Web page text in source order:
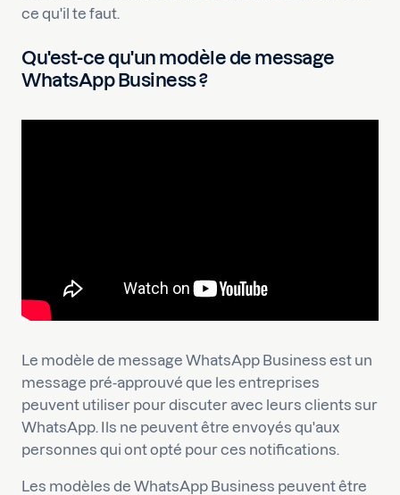
ce qu'il te faut.
Qu'est-ce qu'un modèle de message
WhatsApp Business ?
Le modèle de message WhatsApp Business est un
message pré-approuvé que les entreprises
peuvent utiliser pour discuter avec leurs clients sur
WhatsApp. Ils ne peuvent être envoyés qu'aux
personnes qui ont opté pour ces notifications.
Les modèles de WhatsApp Business peuvent être